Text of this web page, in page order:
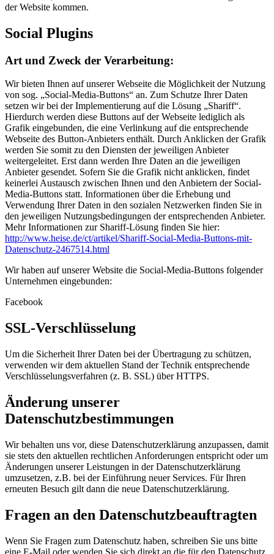
der Website kommen.
Social Plugins
Art und Zweck der Verarbeitung:
Wir bieten Ihnen auf unserer Webseite die Möglichkeit der Nutzung
von sog. „Social-Media-Buttons“ an. Zum Schutze Ihrer Daten
setzen wir bei der Implementierung auf die Lösung „Shariff“.
Hierdurch werden diese Buttons auf der Webseite lediglich als
Grafik eingebunden, die eine Verlinkung auf die entsprechende
Webseite des Button-Anbieters enthält. Durch Anklicken der Grafik
werden Sie somit zu den Diensten der jeweiligen Anbieter
weitergeleitet. Erst dann werden Ihre Daten an die jeweiligen
Anbieter gesendet. Sofern Sie die Grafik nicht anklicken, findet
keinerlei Austausch zwischen Ihnen und den Anbietern der Social-
Media-Buttons statt. Informationen über die Erhebung und
Verwendung Ihrer Daten in den sozialen Netzwerken finden Sie in
den jeweiligen Nutzungsbedingungen der entsprechenden Anbieter.
Mehr Informationen zur Shariff-Lösung finden Sie hier:
http://www.heise.de/ct/artikel/Shariff-Social-Media-Buttons-mit-
Datenschutz-2467514.html
Wir haben auf unserer Website die Social-Media-Buttons folgender
Unternehmen eingebunden:
Facebook
SSL-Verschlüsselung
Um die Sicherheit Ihrer Daten bei der Übertragung zu schützen,
verwenden wir dem aktuellen Stand der Technik entsprechende
Verschlüsselungsverfahren (z. B. SSL) über HTTPS.
Änderung unserer
Datenschutzbestimmungen
Wir behalten uns vor, diese Datenschutzerklärung anzupassen, damit
sie stets den aktuellen rechtlichen Anforderungen entspricht oder um
Änderungen unserer Leistungen in der Datenschutzerklärung
umzusetzen, z.B. bei der Einführung neuer Services. Für Ihren
erneuten Besuch gilt dann die neue Datenschutzerklärung.
Fragen an den Datenschutzbeauftragten
Wenn Sie Fragen zum Datenschutz haben, schreiben Sie uns bitte
eine E-Mail oder wenden Sie sich direkt an die für den Datenschutz